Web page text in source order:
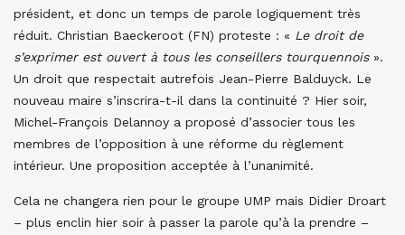
président, et donc un temps de parole logiquement très
réduit. Christian Baeckeroot (FN) proteste : « Le droit de
s’exprimer est ouvert à tous les conseillers tourquennois ».
Un droit que respectait autrefois Jean-Pierre Balduyck. Le
nouveau maire s’inscrira-t-il dans la continuité ? Hier soir,
Michel-François Delannoy a proposé d’associer tous les
membres de l’opposition à une réforme du règlement
intérieur. Une proposition acceptée à l’unanimité.
Cela ne changera rien pour le groupe UMP mais Didier Droart
– plus enclin hier soir à passer la parole qu’à la prendre –